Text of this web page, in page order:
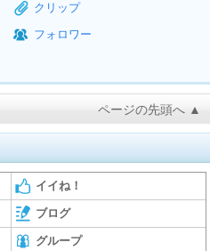
クリップ
フォロワー
ページの先頭へ ▲
イイね！
ブログ
グループ